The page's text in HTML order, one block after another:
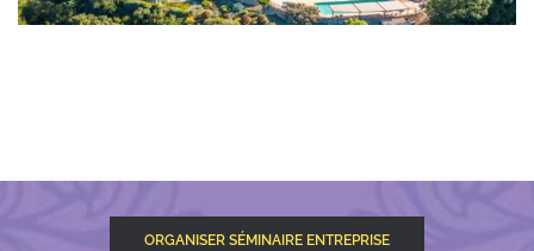
ORGANISER SÉMINAIRE ENTREPRISE